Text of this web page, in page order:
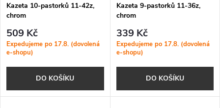
Kazeta 10-pastorků 11-42z,
chrom
509 Kč
Expedujeme po 17.8. (dovolená
e-shopu)
DO KOŠÍKU
Kazeta 9-pastorků 11-36z,
chrom
339 Kč
Expedujeme po 17.8. (dovolená
e-shopu)
DO KOŠÍKU